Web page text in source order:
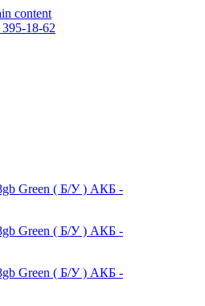
content
18-62